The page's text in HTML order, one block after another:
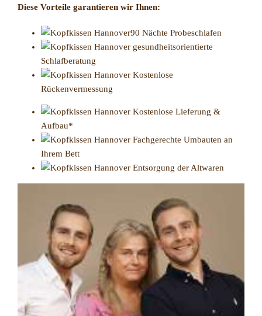
Diese Vorteile garantieren wir Ihnen:
90 Nächte Probeschlafen
gesundheitsorientierte
Schlafberatung
Kostenlose
Rückenvermessung
Kostenlose Lieferung &
Aufbau*
Fachgerechte Umbauten an
Ihrem Bett
Entsorgung der Altwaren